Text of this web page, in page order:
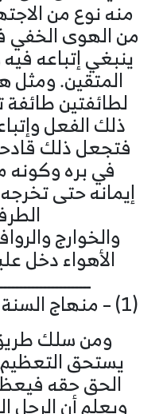
منه نوع من
من الهوى
ينبغي إتباعه
المتقين. ومثل
لطائفتين
ذلك الفعل
فتجعل ذلك
في بره وكونه
إيمانه حتى
والخوارج
الأهواء دخل
(1) – منهاج السنة النبوية:( ج5/ ص254).
ومن سلك
يستحق
الحق حقه
ويعلم أن الرجل